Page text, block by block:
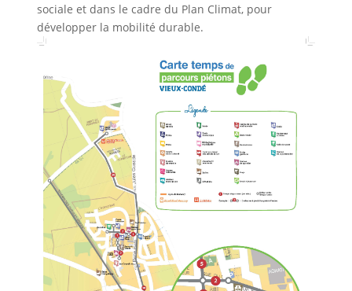
sociale et dans le cadre du Plan Climat, pour
développer la mobilité durable.